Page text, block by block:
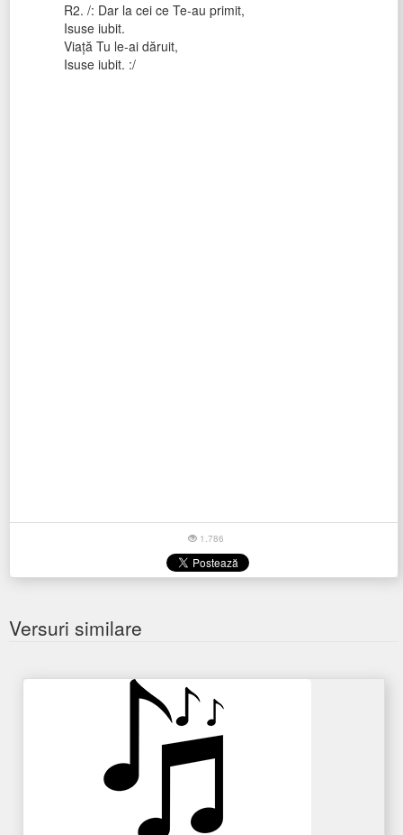
R2. /: Dar la cei ce Te-au primit,
Isuse iubit.
Viaţă Tu le-ai dăruit,
Isuse iubit. :/
1.786
Versuri similare